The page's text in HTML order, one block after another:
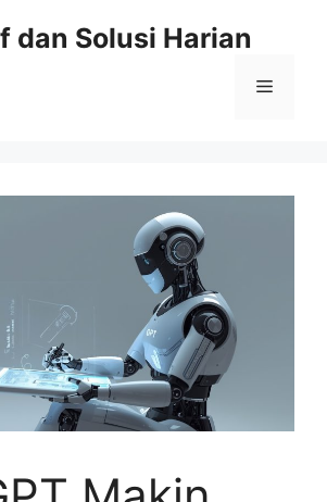
dan Solusi Harian
Menu